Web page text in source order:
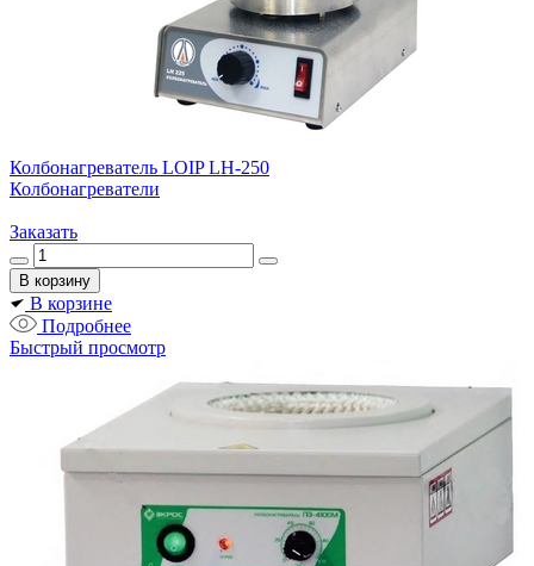
Колбонагреватель LOIP LH-250
Колбонагреватели
Заказать
В корзине
Подробнее
Быстрый просмотр